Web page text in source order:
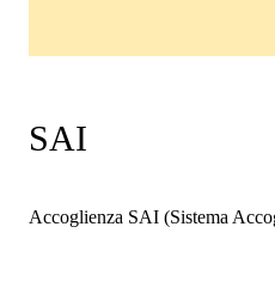
SAI
Accoglienza SAI (Sistema